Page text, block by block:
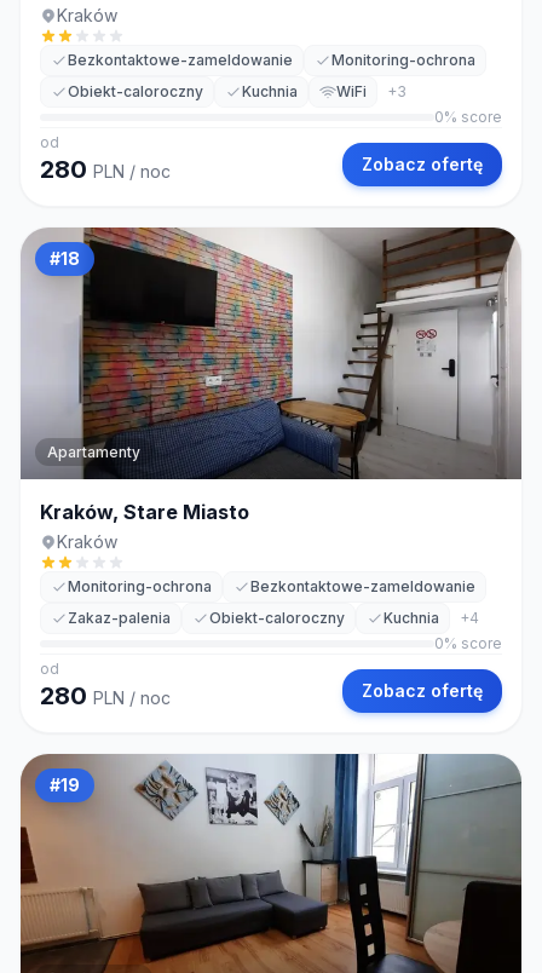
Kraków
Bezkontaktowe-zameldowanie
Monitoring-ochrona
Obiekt-caloroczny
Kuchnia WiFi +3
0% score
od
280 PLN / noc Zobacz ofertę
#18
Apartamenty
Kraków, Stare Miasto
Kraków
Monitoring-ochrona
Bezkontaktowe-zameldowanie
Zakaz-palenia
Obiekt-caloroczny Kuchnia +4
0% score
od
280 PLN / noc Zobacz ofertę
#19